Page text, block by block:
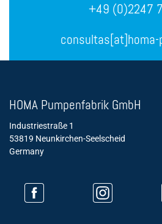
+49 (0)2247
consultas[at]homa-
HOMA Pumpenfabrik GmbH
Industriestraße 1
53819 Neunkirchen-Seelscheid
Germany